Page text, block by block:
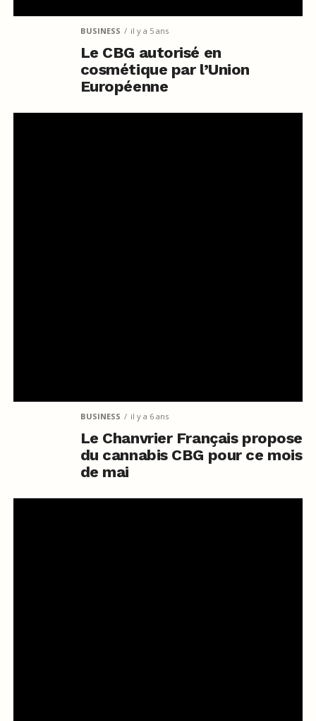
BUSINESS il y a 5 ans
Le CBG autorisé en
cosmétique par l’Union
Européenne
BUSINESS il y a 6 ans
Le Chanvrier Français propose
du cannabis CBG pour ce mois
de mai